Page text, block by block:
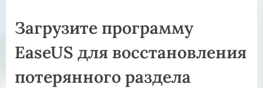
Загрузите программу
EaseUS для восстановления
потерянного раздела